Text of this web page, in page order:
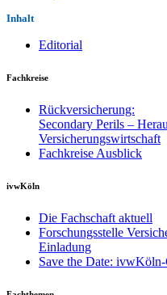
Inhalt
Editorial
Fachkreise
Rückversicherung:
Secondary Perils –
Versicherungswirtschaft
Fachkreise Ausblick
ivwKöln
Die Fachschaft aktuell
Forschungsstelle
Einladung
Save the Date: